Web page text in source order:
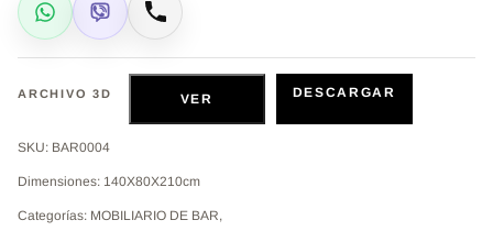
WhatsApp
Viber Llamar
ARCHIVO 3D VER DESCARGAR
SKU: BAR0004
Dimensiones: 140X80X210cm
Categorías: MOBILIARIO DE BAR,